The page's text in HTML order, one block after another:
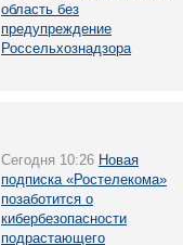
область без
предупреждение
Россельхознадзора
Сегодня 10:26 Новая
подписка «Ростелекома»
позаботится о
кибербезопасности
подрастающего